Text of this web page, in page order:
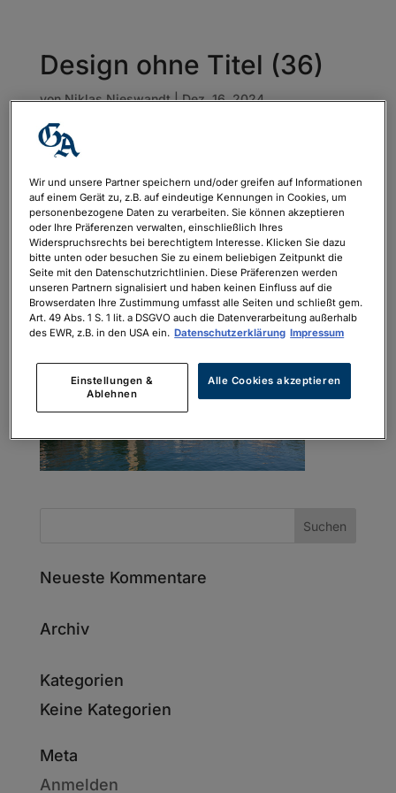
Design ohne Titel (36)
vonNiklas Nieswandt|Dez. 16, 2024
Neueste Kommentare
Archiv
Kategorien
Keine Kategorien
Meta
Anmelden
Wir und unsere Partner speichern und/oder greifen auf Informationen
auf einem Gerät zu, z.B. auf eindeutige Kennungen in Cookies, um
personenbezogene Daten zu verarbeiten. Sie können akzeptieren
oder Ihre Präferenzen verwalten, einschließlich Ihres
Widerspruchsrechts bei berechtigtem Interesse. Klicken Sie dazu
bitte unten oder besuchen Sie zu einem beliebigen Zeitpunkt die
Seite mit den Datenschutzrichtlinien. Diese Präferenzen werden
unseren Partnern signalisiert und haben keinen Einfluss auf die
Browserdaten Ihre Zustimmung umfasst alle Seiten und schließt gem.
Art. 49 Abs. 1 S. 1 lit. a DSGVO auch die Datenverarbeitung außerhalb
des EWR, z.B. in den USA ein. Datenschutzerklärung Impressum
Einstellungen &
Ablehnen
Alle Cookies akzeptieren